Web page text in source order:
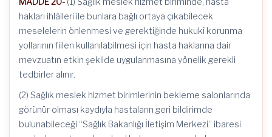
hakları ihlâlleri ile bunlara bağlı ortaya çıkabilecek
meselelerin önlenmesi ve gerektiğinde hukukî korunma
yollarının fiilen kullanılabilmesi için hasta haklarına dair
mevzuatın etkin şekilde uygulanmasına yönelik gerekli
tedbirler alınır.
(2) Sağlık meslek hizmet birimlerinin bekleme salonlarında
görünür olması kaydıyla hastaların geri bildirimde
bulunabileceği “Sağlık Bakanlığı İletişim Merkezi” ibaresi